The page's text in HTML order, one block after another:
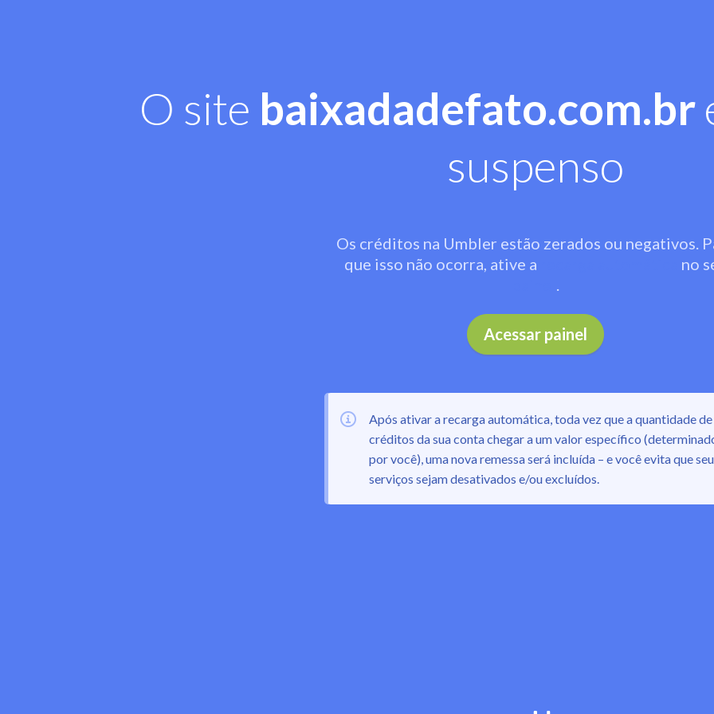
O site baixadadefato.com.br
suspenso
Os créditos na Umbler estão zerados ou negativos.
que isso não ocorra, ative a
no
.
Acessar painel
Após ativar a recarga automática, toda vez que a quantidade de
créditos da sua conta chegar a um valor específico
por você), uma nova remessa será incluída – e você evita que
serviços sejam desativados e/ou excluídos.